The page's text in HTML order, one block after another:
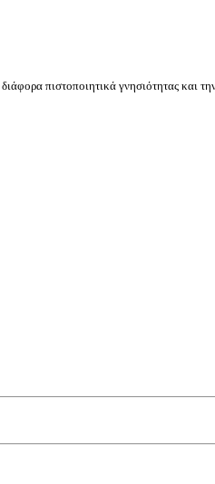
πιστοποιητικά γνησιότητας και